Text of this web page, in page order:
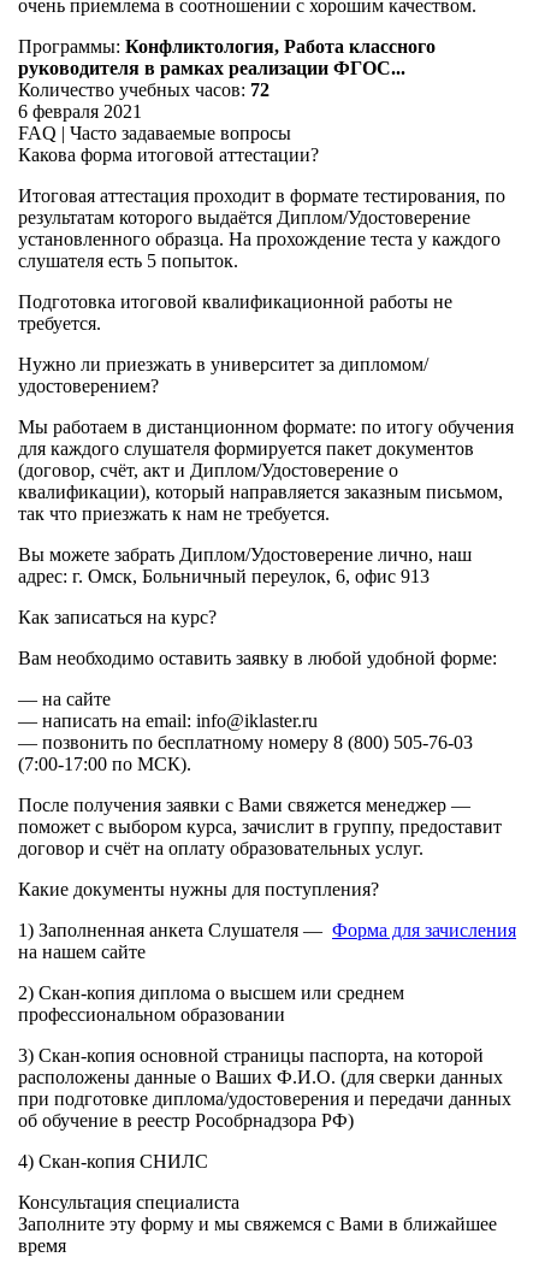
очень приемлема в соотношении с хорошим качеством.
Программы: Конфликтология, Работа классного
руководителя в рамках реализации ФГОС...
Количество учебных часов: 72
6 февраля 2021
FAQ | Часто задаваемые вопросы
Какова форма итоговой аттестации?
Итоговая аттестация проходит в формате тестирования, по
результатам которого выдаётся Диплом/Удостоверение
установленного образца. На прохождение теста у каждого
слушателя есть 5 попыток.
Подготовка итоговой квалификационной работы не
требуется.
Нужно ли приезжать в университет за дипломом/
удостоверением?
Мы работаем в дистанционном формате: по итогу обучения
для каждого слушателя формируется пакет документов
(договор, счёт, акт и Диплом/Удостоверение о
квалификации), который направляется заказным письмом,
так что приезжать к нам не требуется.
Вы можете забрать Диплом/Удостоверение лично, наш
адрес: г. Омск, Больничный переулок, 6, офис 913
Как записаться на курс?
Вам необходимо оставить заявку в любой удобной форме:
— на сайте
— написать на email: info@iklaster.ru
— позвонить по бесплатному номеру 8 (800) 505-76-03
(7:00-17:00 по МСК).
После получения заявки с Вами свяжется менеджер —
поможет с выбором курса, зачислит в группу, предоставит
договор и счёт на оплату образовательных услуг.
Какие документы нужны для поступления?
1) Заполненная анкета Слушателя — Форма для зачисления
на нашем сайте
2) Скан-копия диплома о высшем или среднем
профессиональном образовании
3) Скан-копия основной страницы паспорта, на которой
расположены данные о Ваших Ф.И.О. (для сверки данных
при подготовке диплома/удостоверения и передачи данных
об обучение в реестр Рособрнадзора РФ)
4) Скан-копия СНИЛС
Консультация специалиста
Заполните эту форму и мы свяжемся с Вами в ближайшее
время